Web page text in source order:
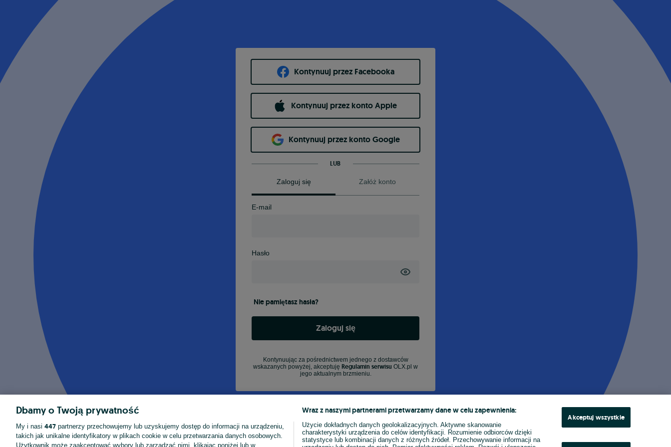
Kontynuuj przez Facebooka
Kontynuuj przez konto Apple
Kontynuuj przez konto Google
LUB
Zaloguj się Załóż konto
E-mail
Hasło
Nie pamiętasz hasła?
Zaloguj się
Kontynuując za pośrednictwem jednego z dostawców
wskazanych powyżej, akceptuję Regulamin serwisu OLX.pl w
jego aktualnym brzmieniu.
Dbamy o Twoją prywatność
My i nasi 447 partnerzy przechowujemy lub uzyskujemy dostęp do informacji na urządzeniu,
takich jak unikalne identyfikatory w plikach cookie w celu przetwarzania danych osobowych.
Użytkownik może zaakceptować wybory lub zarządzać nimi, klikając poniżej lub w
Wraz z naszymi partnerami przetwarzamy dane w celu zapewnienia:
Użycie dokładnych danych geolokalizacyjnych. Aktywne skanowanie
charakterystyki urządzenia do celów identyfikacji. Rozumienie odbiorców dzięki
statystyce lub kombinacji danych z różnych źródeł. Przechowywanie informacji na
Akceptuj wszystkie